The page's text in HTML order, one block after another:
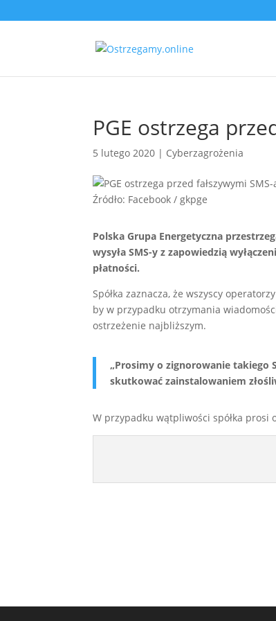
PGE ostrzega
5 lutego 2020 | Cyberzagrożenia
Źródło: Facebook / gkpge
Polska Grupa Energetyczna
wysyła SMS-y z zapowiedzią
płatności.
Spółka zaznacza, że wszyscy
by w przypadku otrzymania
ostrzeżenie najbliższym.
„Prosimy o zignorowanie takiego
skutkować zainstalowaniem
W przypadku wątpliwości spółka prosi